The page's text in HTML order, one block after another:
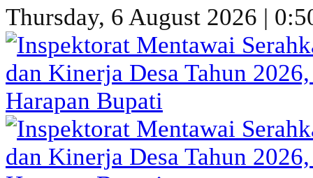
Thursday, 6 August 2026 |